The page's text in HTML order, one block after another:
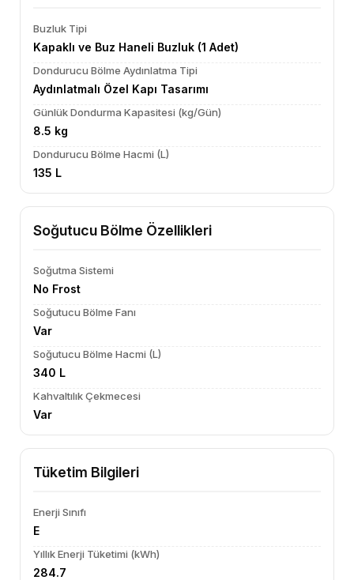
Buzluk Tipi
Kapaklı ve Buz Haneli Buzluk (1 Adet)
Dondurucu Bölme Aydınlatma Tipi
Aydınlatmalı Özel Kapı Tasarımı
Günlük Dondurma Kapasitesi (kg/Gün)
8.5 kg
Dondurucu Bölme Hacmi (L)
135 L
Soğutucu Bölme Özellikleri
Soğutma Sistemi
No Frost
Soğutucu Bölme Fanı
Var
Soğutucu Bölme Hacmi (L)
340 L
Kahvaltılık Çekmecesi
Var
Tüketim Bilgileri
Enerji Sınıfı
E
Yıllık Enerji Tüketimi (kWh)
284.7